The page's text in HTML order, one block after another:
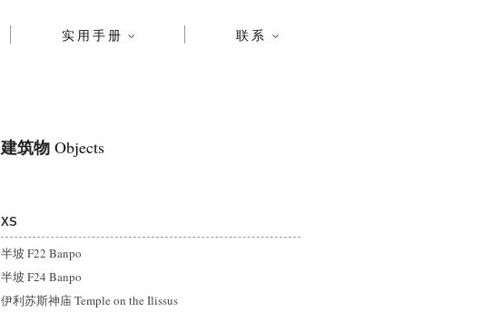
实用手册 联系
建筑物 Objects
XS
半坡 F22 Banpo
半坡 F24 Banpo
伊利苏斯神庙 Temple on the Ilissus